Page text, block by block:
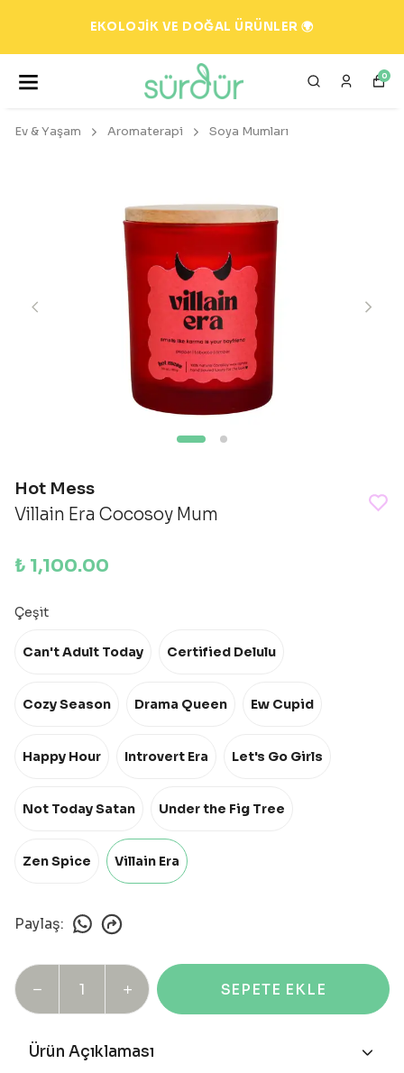
EKOLOJİK VE DOĞAL ÜRÜNLER 🌍
0
Ev & Yaşam Aromaterapi Soya Mumları
Hot Mess
Villain Era Cocosoy Mum
₺ 1,100.00
Çeşit
Can't Adult Today Certified Delulu
Cozy Season Drama Queen Ew Cupid
Happy Hour Introvert Era Let's Go Girls
Not Today Satan Under the Fig Tree
Zen Spice Villain Era
Paylaş:
SEPETE EKLE
Ürün Açıklaması